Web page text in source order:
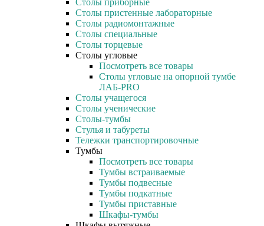
Столы приборные
Столы пристенные лабораторные
Столы радиомонтажные
Столы специальные
Столы торцевые
Столы угловые
Посмотреть все товары
Столы угловые на опорной тумбе
ЛАБ-PRO
Столы учащегося
Столы ученические
Столы-тумбы
Стулья и табуреты
Тележки транспортировочные
Тумбы
Посмотреть все товары
Тумбы встраиваемые
Тумбы подвесные
Тумбы подкатные
Тумбы приставные
Шкафы-тумбы